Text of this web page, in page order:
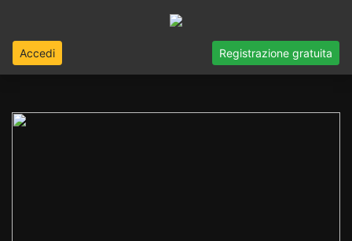
Accedi Registrazione gratuita